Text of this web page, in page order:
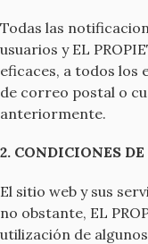
Todas las
usuarios y EL
eficaces, a todos los
de correo postal o
anteriormente.
2. CONDICIONES
El sitio web y sus
no obstante, EL
utilización de